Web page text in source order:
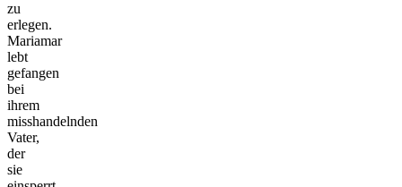
zu
erlegen.
Mariamar
lebt
gefangen
bei
ihrem
misshandelnden
Vater,
der
sie